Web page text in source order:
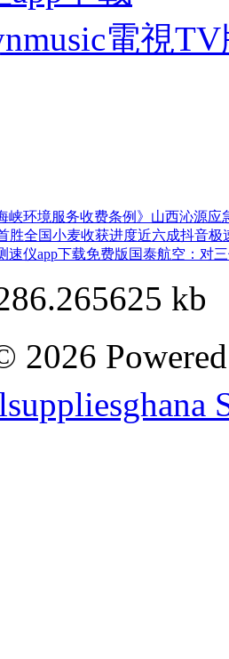
電視
环境服务收费条例》 山西沁源应
胜全国小麦收获进度近六成抖音极
速仪app下载免费版 国泰航空：对
kb
2026